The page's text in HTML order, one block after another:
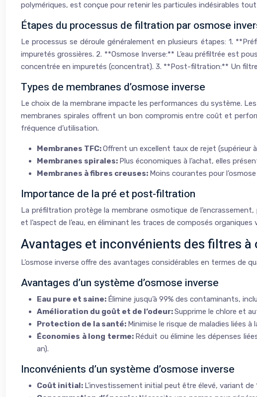
polymériques, est conçue pour retenir les particules indésirables tout
Étapes du processus de filtration par osmose
Le processus se déroule généralement en plusieurs étapes: 1.
impuretés grossières. 2. **Osmose Inverse:** L’eau préfiltrée est
concentrée en impuretés (concentrat). 3. **Post-filtration:** Un
Types de membranes d’osmose inverse
Le choix de la membrane impacte les performances du système.
membranes spirales offrent un bon compromis entre coût et
fréquence d’utilisation.
Membranes TFC:Offrent un excellent taux de rejet (supérieur
Membranes spirales: Plus économiques à l’achat, elles
Membranes à fibres creuses: Moins courantes pour
Importance de la pré et post-filtration
La préfiltration protège la membrane osmotique de
et l’aspect de l’eau, en éliminant les traces de composés
Avantages et inconvénients des filtres à
L’osmose inverse offre des avantages considérables en termes de
Avantages d’un système d’osmose inverse
Eau pure et saine: Élimine jusqu’à 99% des contaminants,
Amélioration du goût et de l’odeur:Supprime le chlore et
Protection de la santé: Minimise le risque de maladies liées
Économies à long terme: Réduit ou élimine les dépenses
an).
Inconvénients d’un système d’osmose inverse
Coût initial: L’investissement initial peut être élevé, variant